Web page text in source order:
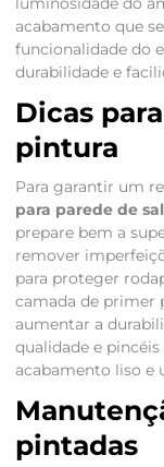
luminosidade do
acabamento que
funcionalidade do
durabilidade e
Dicas
pintura
Para garantir um
para parede de
prepare bem a
remover
para proteger
camada de primer
aumentar a
qualidade e
acabamento liso e
pintadas